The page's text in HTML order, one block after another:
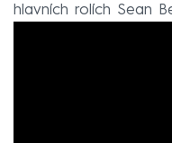
hlavních rolích Sean